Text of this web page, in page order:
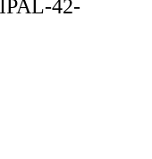
42-